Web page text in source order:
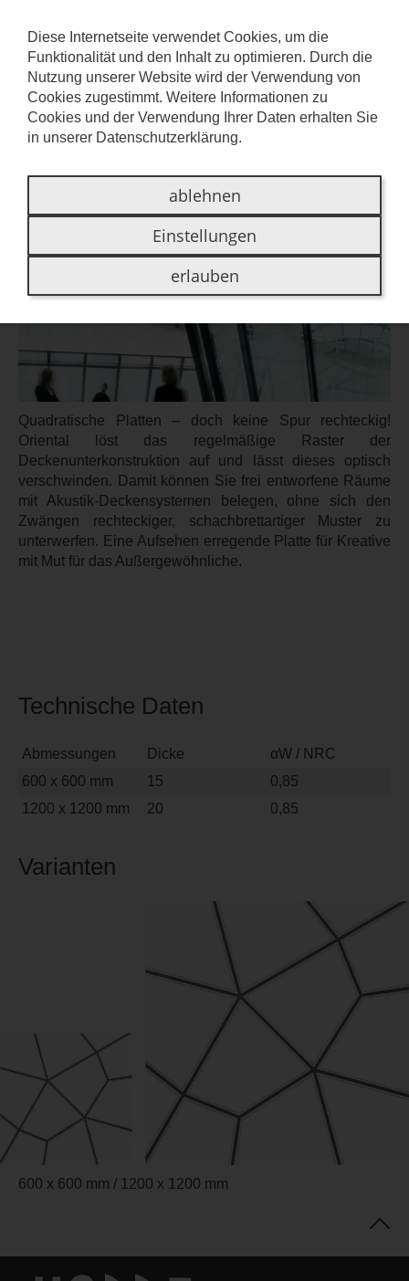
ORIENTAL
Die Faszination des Ornamentalen
Quadratische Platten – doch keine Spur rechteckig!
Oriental löst das regelmäßige Raster der
Deckenunterkonstruktion auf und lässt dieses optisch
verschwinden. Damit können Sie frei entworfene Räume
mit Akustik-Deckensystemen belegen, ohne sich den
Zwängen rechteckiger, schachbrettartiger Muster zu
unterwerfen. Eine Aufsehen erregende Platte für Kreative
mit Mut für das Außergewöhnliche.
Technische Daten
Abmessungen Dicke
αW / NRC
600 x 600 mm
15
0,85
1200 x 1200 mm
20 0,85
Varianten
600 x 600 mm / 1200 x 1200 mm
Diese Internetseite verwendet Cookies, um die
Funktionalität und den Inhalt zu optimieren. Durch die
Nutzung unserer Website wird der Verwendung von
Cookies zugestimmt. Weitere Informationen zu
Cookies und der Verwendung Ihrer Daten erhalten Sie
in unserer Datenschutzerklärung.
ablehnen
Einstellungen
erlauben